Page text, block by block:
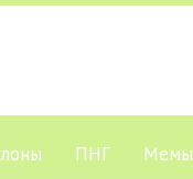
ПНГ Мемы